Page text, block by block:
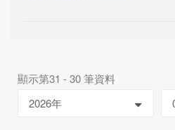
顯示第31 - 30 筆資料